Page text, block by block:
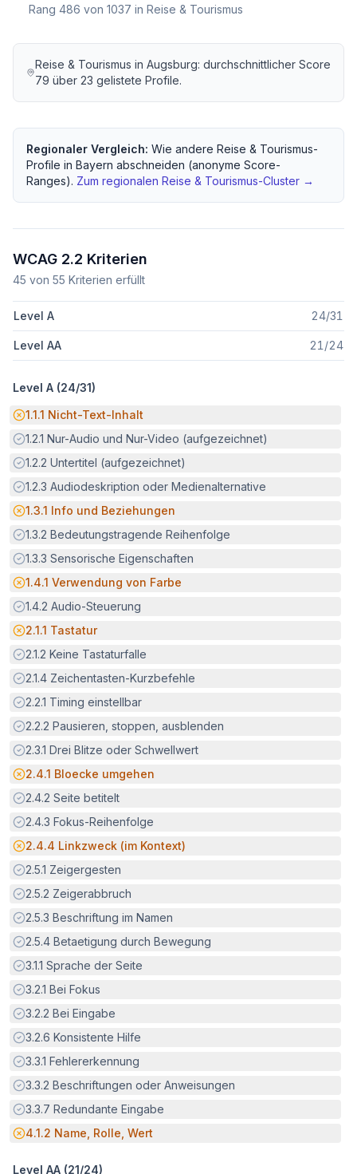
Rang 486 von 1037 in Reise & Tourismus
Reise & Tourismus in Augsburg: durchschnittlicher Score
79 über 23 gelistete Profile.
Regionaler Vergleich: Wie andere Reise & Tourismus-
Profile in Bayern abschneiden (anonyme Score-
Ranges). Zum regionalen Reise & Tourismus-Cluster →
WCAG 2.2 Kriterien
45 von 55 Kriterien erfüllt
Level A 24/31
Level AA 21 /24
Level A (24/31)
Potenzielle Barriere:
1.1.1 Nicht-Text-Inhalt
Erfüllt:
1.2.1 Nur-Audio und Nur-Video (aufgezeichnet)
Erfüllt:
1.2.2 Untertitel (aufgezeichnet)
Erfüllt:
1.2.3 Audiodeskription oder Medienalternative
Potenzielle Barriere:
1.3.1 Info und Beziehungen
Erfüllt:
1.3.2 Bedeutungstragende Reihenfolge
Erfüllt:
1.3.3 Sensorische Eigenschaften
Potenzielle Barriere:
1.4.1 Verwendung von Farbe
Erfüllt:
1.4.2 Audio-Steuerung
Potenzielle Barriere:
2.1.1 Tastatur
Erfüllt:
2.1.2 Keine Tastaturfalle
Erfüllt:
2.1.4 Zeichentasten-Kurzbefehle
Erfüllt:
2.2.1 Timing einstellbar
Erfüllt:
2.2.2 Pausieren, stoppen, ausblenden
Erfüllt:
2.3.1 Drei Blitze oder Schwellwert
Potenzielle Barriere:
2.4.1 Bloecke umgehen
Erfüllt:
2.4.2 Seite betitelt
Erfüllt:
2.4.3 Fokus-Reihenfolge
Potenzielle Barriere:
2.4.4 Linkzweck (im Kontext)
Erfüllt:
2.5.1 Zeigergesten
Erfüllt:
2.5.2 Zeigerabbruch
Erfüllt:
2.5.3 Beschriftung im Namen
Erfüllt:
2.5.4 Betaetigung durch Bewegung
Erfüllt:
3.1.1 Sprache der Seite
Erfüllt:
3.2.1 Bei Fokus
Erfüllt:
3.2.2 Bei Eingabe
Erfüllt:
3.2.6 Konsistente Hilfe
Erfüllt:
3.3.1 Fehlererkennung
Erfüllt:
3.3.2 Beschriftungen oder Anweisungen
Erfüllt:
3.3.7 Redundante Eingabe
Potenzielle Barriere:
4.1.2 Name, Rolle, Wert
Level AA (21/24)